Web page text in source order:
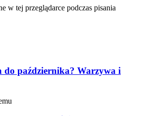
w tej przeglądarce podczas pisania
do października? Warzywa i